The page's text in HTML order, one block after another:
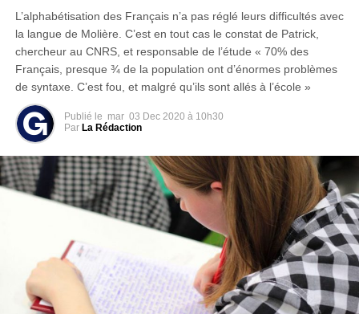
L’alphabétisation des Français n’a pas réglé leurs difficultés avec
la langue de Molière. C’est en tout cas le constat de Patrick,
chercheur au CNRS, et responsable de l’étude « 70% des
Français, presque ¾ de la population ont d’énormes problèmes
de syntaxe. C’est fou, et malgré qu’ils sont allés à l’école »
Publié le mar 03 Dec 2020 à 10h30
Par La Rédaction